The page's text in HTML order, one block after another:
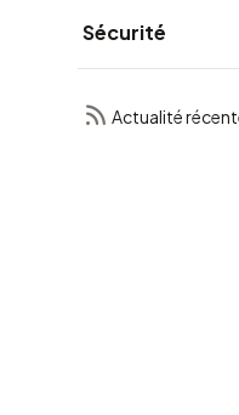
Sécurité
Actualité